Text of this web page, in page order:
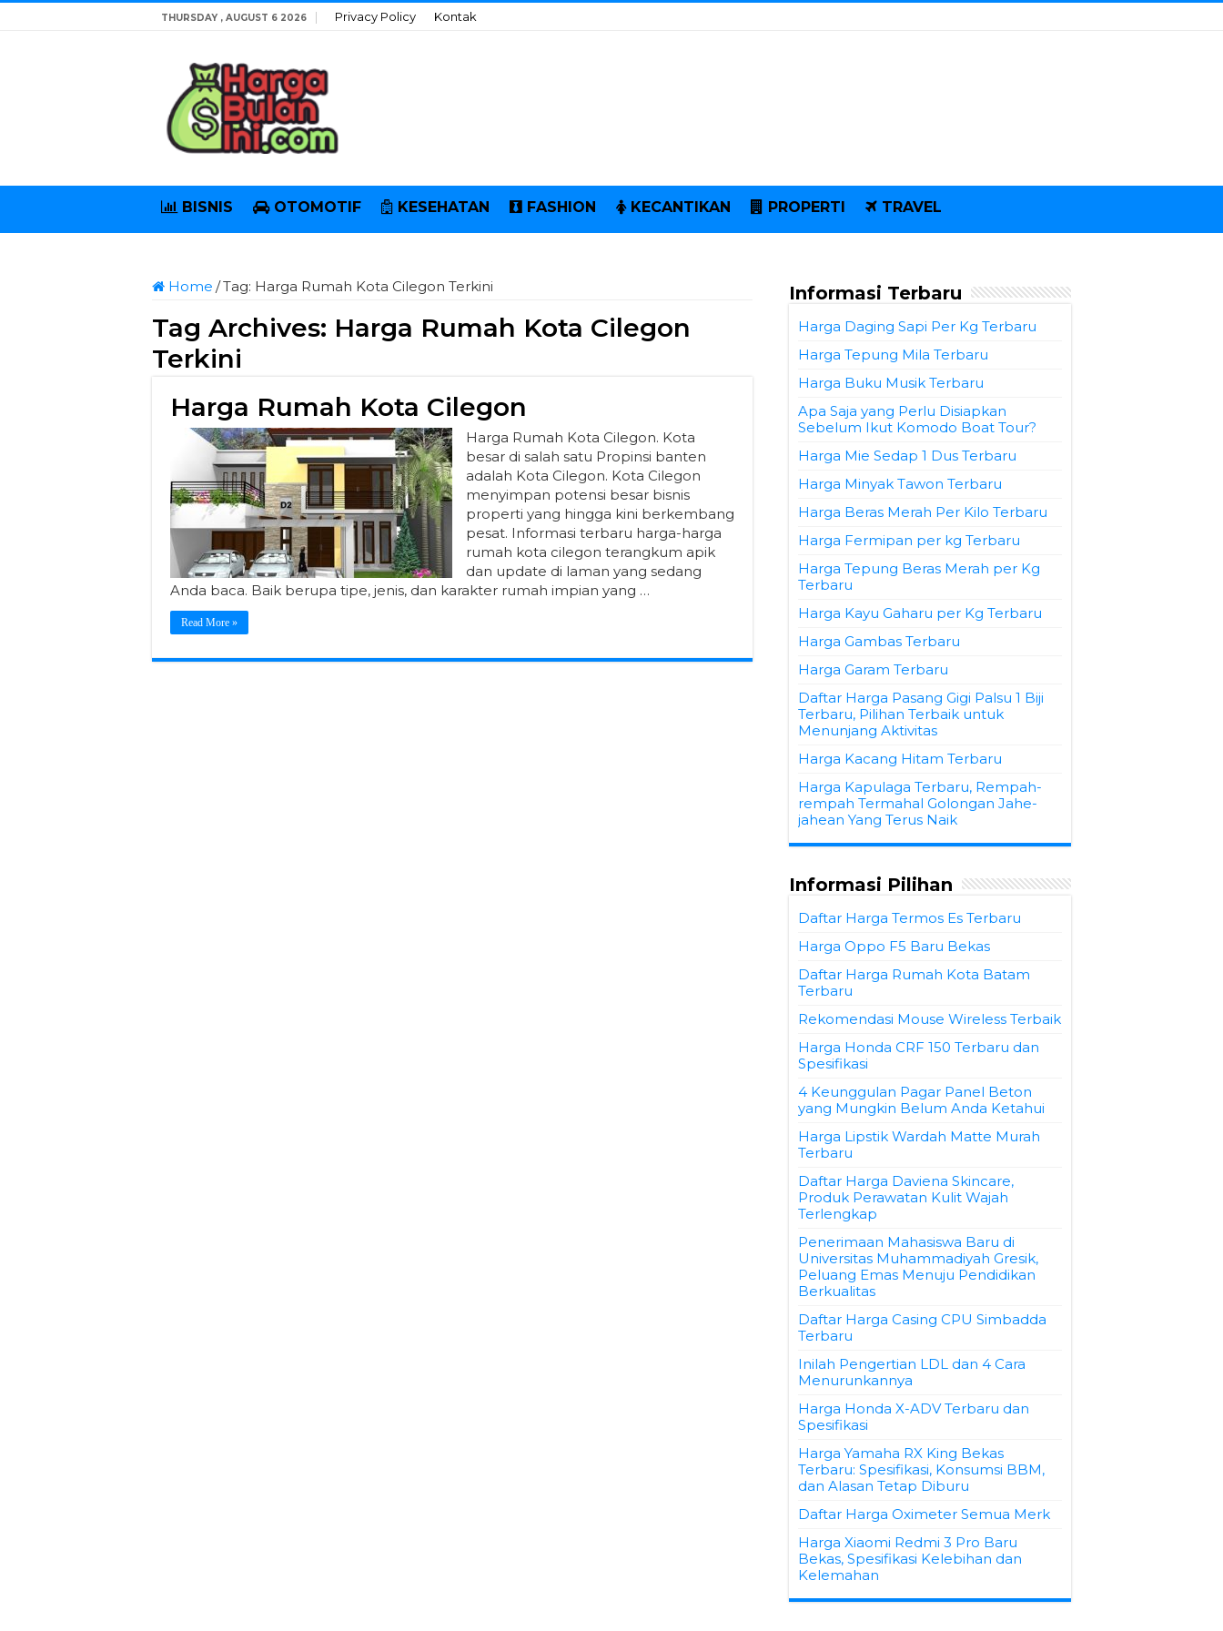
THURSDAY , AUGUST 6 2026 Privacy Policy Kontak
BISNIS OTOMOTIF KESEHATAN FASHION KECANTIKAN PROPERTI TRAVEL
Home /Tag: Harga Rumah Kota Cilegon Terkini
Tag Archives: Harga Rumah Kota Cilegon
Terkini
Harga Rumah Kota Cilegon
Harga Rumah Kota Cilegon. Kota
besar di salah satu Propinsi banten
adalah Kota Cilegon. Kota Cilegon
menyimpan potensi besar bisnis
properti yang hingga kini berkembang
pesat. Informasi terbaru harga-harga
rumah kota cilegon terangkum apik
dan update di laman yang sedang
Anda baca. Baik berupa tipe, jenis, dan karakter rumah impian yang …
Read More »
Informasi Terbaru
Harga Daging Sapi Per Kg Terbaru
Harga Tepung Mila Terbaru
Harga Buku Musik Terbaru
Apa Saja yang Perlu Disiapkan
Sebelum Ikut Komodo Boat Tour?
Harga Mie Sedap 1 Dus Terbaru
Harga Minyak Tawon Terbaru
Harga Beras Merah Per Kilo Terbaru
Harga Fermipan per kg Terbaru
Harga Tepung Beras Merah per Kg
Terbaru
Harga Kayu Gaharu per Kg Terbaru
Harga Gambas Terbaru
Harga Garam Terbaru
Daftar Harga Pasang Gigi Palsu 1 Biji
Terbaru, Pilihan Terbaik untuk
Menunjang Aktivitas
Harga Kacang Hitam Terbaru
Harga Kapulaga Terbaru, Rempah-
rempah Termahal Golongan Jahe-
jahean Yang Terus Naik
Informasi Pilihan
Daftar Harga Termos Es Terbaru
Harga Oppo F5 Baru Bekas
Daftar Harga Rumah Kota Batam
Terbaru
Rekomendasi Mouse Wireless Terbaik
Harga Honda CRF 150 Terbaru dan
Spesifikasi
4 Keunggulan Pagar Panel Beton
yang Mungkin Belum Anda Ketahui
Harga Lipstik Wardah Matte Murah
Terbaru
Daftar Harga Daviena Skincare,
Produk Perawatan Kulit Wajah
Terlengkap
Penerimaan Mahasiswa Baru di
Universitas Muhammadiyah Gresik,
Peluang Emas Menuju Pendidikan
Berkualitas
Daftar Harga Casing CPU Simbadda
Terbaru
Inilah Pengertian LDL dan 4 Cara
Menurunkannya
Harga Honda X-ADV Terbaru dan
Spesifikasi
Harga Yamaha RX King Bekas
Terbaru: Spesifikasi, Konsumsi BBM,
dan Alasan Tetap Diburu
Daftar Harga Oximeter Semua Merk
Harga Xiaomi Redmi 3 Pro Baru
Bekas, Spesifikasi Kelebihan dan
Kelemahan